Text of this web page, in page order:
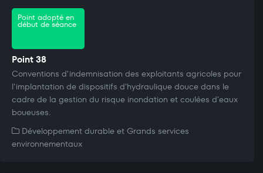
Point adopté en
début de séance
Point 38
Conventions d'indemnisation des exploitants agricoles pour
l'implantation de dispositifs d'hydraulique douce dans le
cadre de la gestion du risque inondation et coulées d'eaux
boueuses.
Développement durable et Grands services
environnementaux